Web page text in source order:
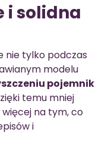
i solidna
nie tylko podczas
modelu
pojemnik
temu mniej
więcej na tym, co
i